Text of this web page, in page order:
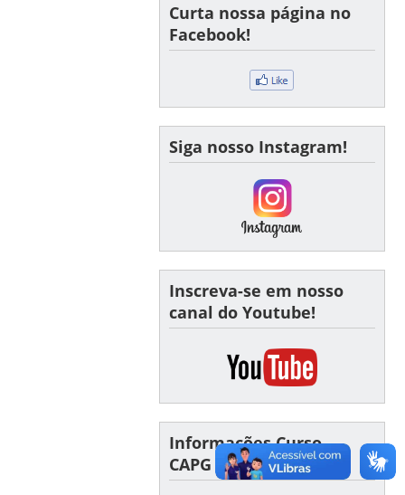
Curta nossa página no
Facebook!
Siga nosso Instagram!
Inscreva-se em nosso
canal do Youtube!
Informações Curso -
CAPG